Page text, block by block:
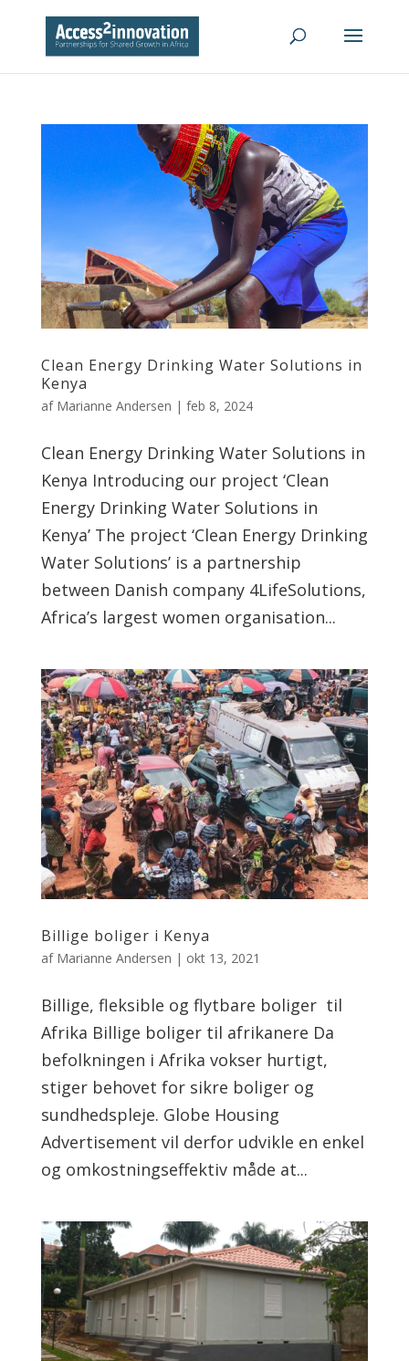
Clean Energy Drinking Water Solutions in
Kenya
af Marianne Andersen | feb 8, 2024
Clean Energy Drinking Water Solutions in
Kenya Introducing our project ‘Clean
Energy Drinking Water Solutions in
Kenya’ The project ‘Clean Energy Drinking
Water Solutions’ is a partnership
between Danish company 4LifeSolutions,
Africa’s largest women organisation...
Billige boliger i Kenya
af Marianne Andersen | okt 13, 2021
Billige, fleksible og flytbare boliger til
Afrika Billige boliger til afrikanere Da
befolkningen i Afrika vokser hurtigt,
stiger behovet for sikre boliger og
sundhedspleje. Globe Housing
Advertisement vil derfor udvikle en enkel
og omkostningseffektiv måde at...